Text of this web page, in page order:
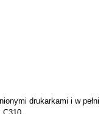
drukarkami i w pełni